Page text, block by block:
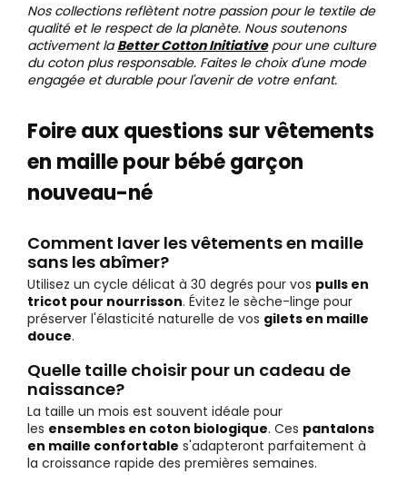
Nos collections reflètent notre passion pour le textile de
qualité et le respect de la planète. Nous soutenons
activement laBetter Cotton Initiativepour une culture
du coton plus responsable. Faites le choix d'une mode
engagée et durable pour l'avenir de votre enfant.
Foire aux questions sur vêtements
en maille pour bébé garçon
nouveau-né
Comment laver les vêtements en maille
sans les abîmer?
Utilisez un cycle délicat à 30 degrés pour vos pulls en
tricot pour nourrisson. Évitez le sèche-linge pour
préserver l'élasticité naturelle de vos gilets en maille
douce.
Quelle taille choisir pour un cadeau de
naissance?
La taille un mois est souvent idéale pour
les ensembles en coton biologique. Ces pantalons
en maille confortable s'adapteront parfaitement à
la croissance rapide des premières semaines.